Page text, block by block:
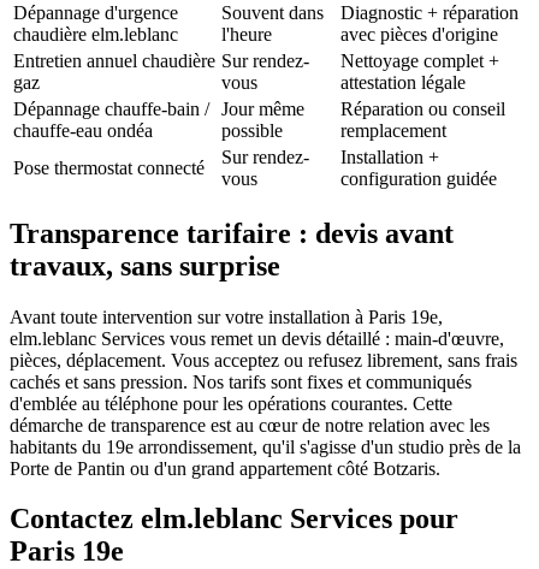
Dépannage d'urgence
chaudière elm.leblanc
Souvent dans
l'heure
Diagnostic + réparation
avec pièces d'origine
Entretien annuel chaudière
gaz
Sur rendez-
vous
Nettoyage complet +
attestation légale
Dépannage chauffe-bain /
chauffe-eau ondéa
Jour même
possible
Réparation ou conseil
remplacement
Pose thermostat connecté
Sur rendez-
vous
Installation +
configuration guidée
Transparence tarifaire : devis avant
travaux, sans surprise
Avant toute intervention sur votre installation à Paris 19e,
elm.leblanc Services vous remet un devis détaillé : main-d'œuvre,
pièces, déplacement. Vous acceptez ou refusez librement, sans frais
cachés et sans pression. Nos tarifs sont fixes et communiqués
d'emblée au téléphone pour les opérations courantes. Cette
démarche de transparence est au cœur de notre relation avec les
habitants du 19e arrondissement, qu'il s'agisse d'un studio près de la
Porte de Pantin ou d'un grand appartement côté Botzaris.
Contactez elm.leblanc Services pour
Paris 19e